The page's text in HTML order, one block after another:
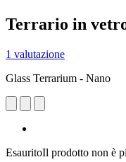
Terrario in
1 valutazione
Glass Terrarium - Nano
EsauritoIl prodotto non è